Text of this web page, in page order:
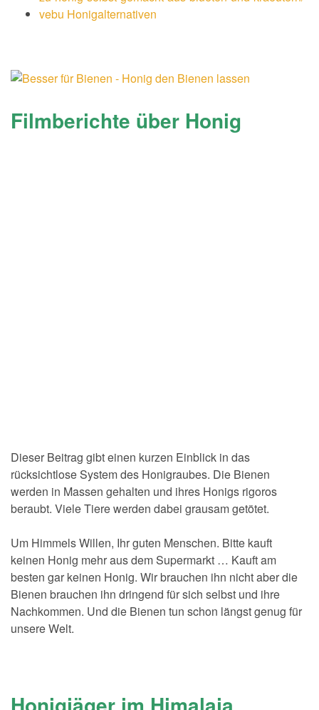
vebu Honigalternativen
Filmberichte über Honig
Dieser Beitrag gibt einen kurzen Einblick in das
rücksichtlose System des Honigraubes. Die Bienen
werden in Massen gehalten und ihres Honigs rigoros
beraubt. Viele Tiere werden dabei grausam getötet.
Um Himmels Willen, Ihr guten Menschen. Bitte kauft
keinen Honig mehr aus dem Supermarkt … Kauft am
besten gar keinen Honig. Wir brauchen ihn nicht aber die
Bienen brauchen ihn dringend für sich selbst und ihre
Nachkommen. Und die Bienen tun schon längst genug für
unsere Welt.